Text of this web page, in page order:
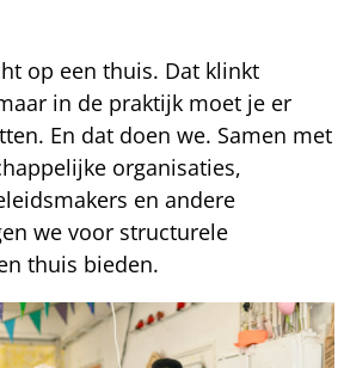
op een thuis. Dat klinkt
in de praktijk moet je er
En dat doen we. Samen met
organisaties,
en andere
we voor structurele
thuis bieden.